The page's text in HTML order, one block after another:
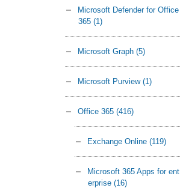
Microsoft Defender for Office
365 (1)
Microsoft Graph (5)
Microsoft Purview (1)
Office 365 (416)
Exchange Online (119)
Microsoft 365 Apps for ent
erprise (16)